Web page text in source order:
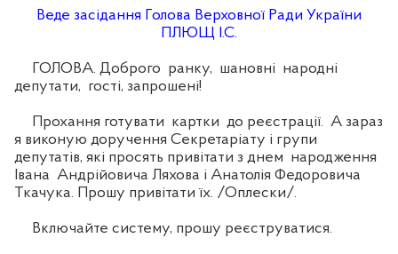
Веде засідання Голова Верховної Ради України
ПЛЮЩ І.С.
ГОЛОВА. Доброго ранку, шановні народні
депутати, гості, запрошені!
Прохання готувати картки до реєстрації. А зараз
я виконую доручення Секретаріату і групи
депутатів, які просять привітати з днем народження
Івана Андрійовича Ляхова і Анатолія Федоровича
Ткачука. Прошу привітати їх. /Оплески/.
Включайте систему, прошу реєструватися.